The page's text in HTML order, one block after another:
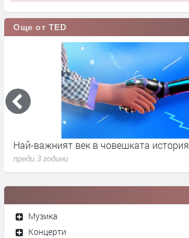
Още от TED
Най-важният век в човешката история
преди 3 години
Музика
Концерти